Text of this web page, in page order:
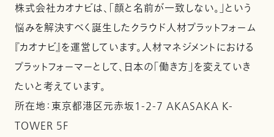
株式会社カオナビは、「顔と名前が一致しない。」という
悩みを解決すべく誕生したクラウド人材プラットフォーム
『カオナビ』を運営しています。人材マネジメントにおける
プラットフォーマーとして、日本の「働き方」を変えていき
たいと考えています。
所在地：東京都港区元赤坂1-2-7 AKASAKA K-
TOWER 5F